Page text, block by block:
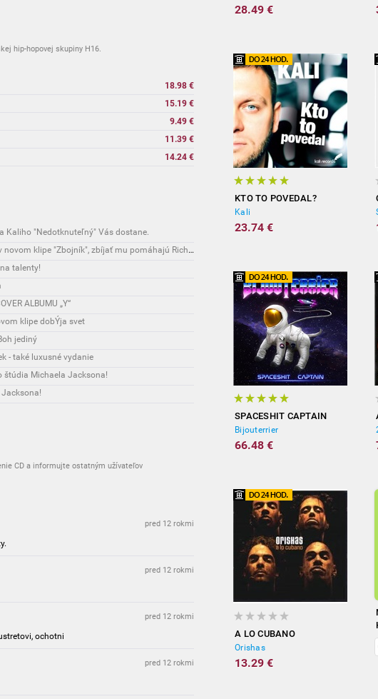
hip-hopovej skupiny H16.
18.98 €
15.19 €
9.49 €
11.39 €
14.24 €
Kaliho "Nedotknuteľný" Vás dostane.
Novinky: Hlas generácie Majk Spirit je v novom klipe "Zbojník", zbíjať mu pomáhajú Richard Müller, Peter Lipa či Robo Grigorov!
talenty!
ALBUMU „Y“
klipe dobÝja svet
jediný
- také luxusné vydanie
štúdia Michaela Jacksona!
CD a informujte ostatným užívateľov
pred 12 rokmi
pred 12 rokmi
pred 12 rokmi
ochotni
pred 12 rokmi
28.49 €
KTO TO POVEDAL?
Kali
23.74 €
SPACESHIT CAPTAIN
Bijouterrier
66.48 €
A LO CUBANO
Orishas
13.29 €